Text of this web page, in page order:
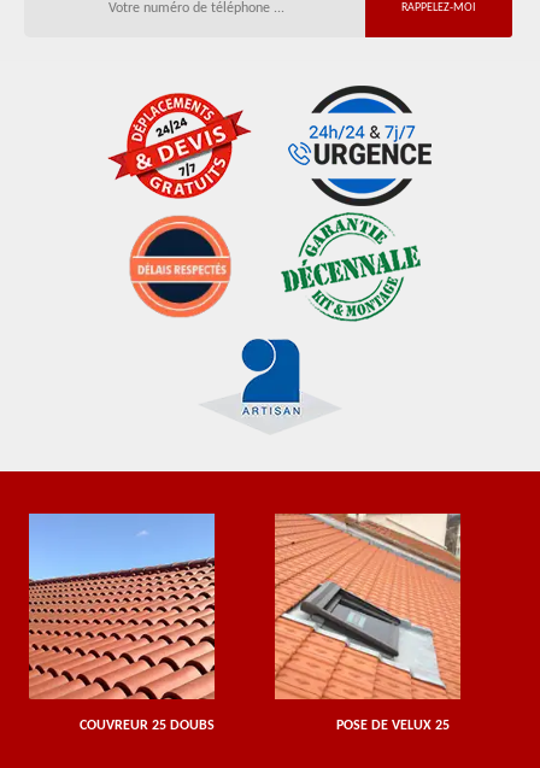
COUVREUR 25 DOUBS POSE DE VELUX 25